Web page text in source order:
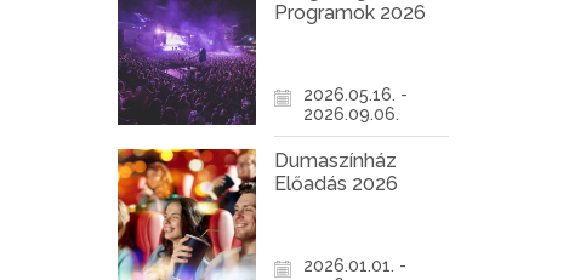
Programok 2026
2026.05.16. -
2026.09.06.
Dumaszínház
Előadás 2026
2026.01.01. -